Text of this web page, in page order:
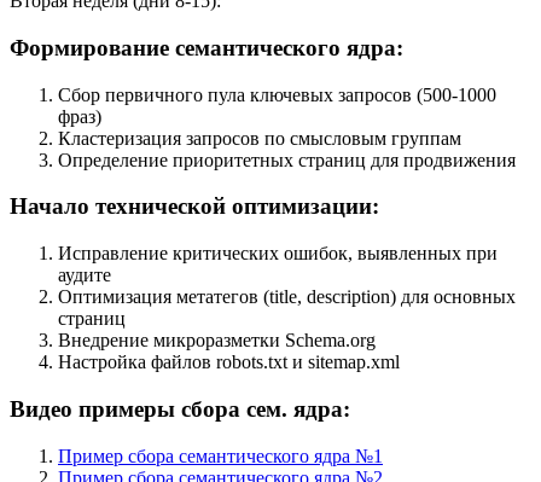
Формирование семантического ядра:
Сбор первичного пула ключевых запросов (500-1000
фраз)
Кластеризация запросов по смысловым группам
Определение приоритетных страниц для продвижения
Начало технической оптимизации:
Исправление критических ошибок, выявленных при
аудите
Оптимизация метатегов (title, description) для основных
страниц
Внедрение микроразметки Schema.org
Настройка файлов robots.txt и sitemap.xml
Видео примеры сбора сем. ядра:
Пример сбора семантического ядра №1
Пример сбора семантического ядра №2